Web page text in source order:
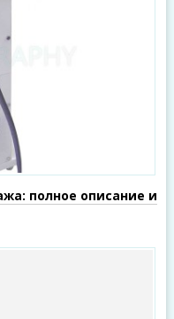
полное описание и